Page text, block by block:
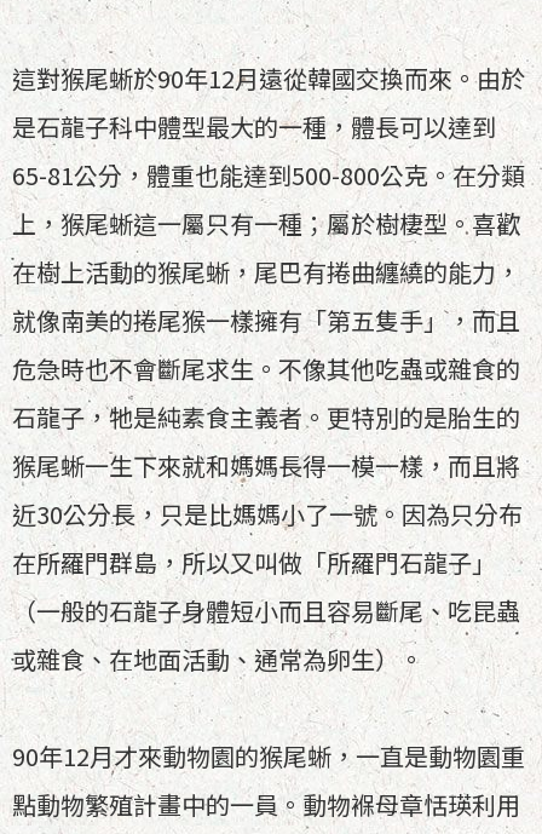
這對猴尾蜥於90年12月遠從韓國交換而來。由於
是石龍子科中體型最大的一種，體長可以達到
65-81公分，體重也能達到500-800公克。在分類
上，猴尾蜥這一屬只有一種；屬於樹棲型。喜歡
在樹上活動的猴尾蜥，尾巴有捲曲纏繞的能力，
就像南美的捲尾猴一樣擁有「第五隻手」，而且
危急時也不會斷尾求生。不像其他吃蟲或雜食的
石龍子，牠是純素食主義者。更特別的是胎生的
猴尾蜥一生下來就和媽媽長得一模一樣，而且將
近30公分長，只是比媽媽小了一號。因為只分布
在所羅門群島，所以又叫做「所羅門石龍子」
（一般的石龍子身體短小而且容易斷尾、吃昆蟲
或雜食、在地面活動、通常為卵生）。
90年12月才來動物園的猴尾蜥，一直是動物園重
點動物繁殖計畫中的一員。動物褓母章恬瑛利用